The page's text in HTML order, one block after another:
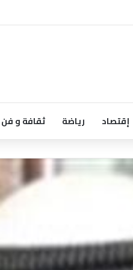
إقتصاد رياضة ثقافة و فن